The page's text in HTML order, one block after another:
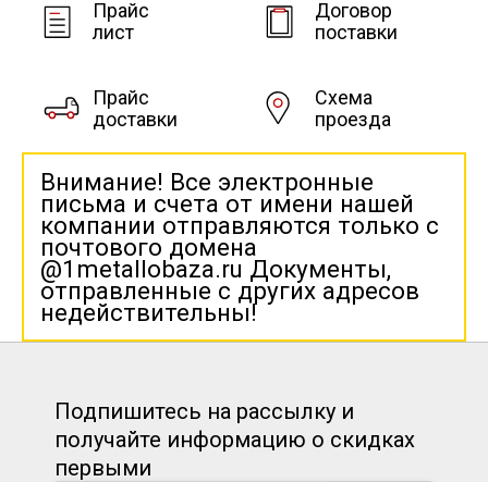
Прайс
лист
Договор
поставки
Прайс
доставки
Схема
проезда
Внимание! Все электронные
письма и счета от имени нашей
компании отправляются только с
почтового домена
@1metallobaza.ru Документы,
отправленные с других адресов
недействительны!
Подпишитесь на рассылку и
получайте информацию о скидках
первыми